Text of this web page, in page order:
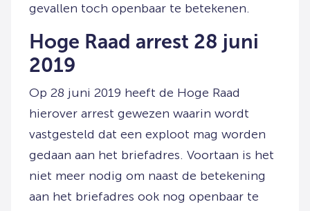
gevallen toch openbaar te betekenen.
Hoge Raad arrest 28 juni
2019
Op 28 juni 2019 heeft de Hoge Raad
hierover arrest gewezen waarin wordt
vastgesteld dat een exploot mag worden
gedaan aan het briefadres. Voortaan is het
niet meer nodig om naast de betekening
aan het briefadres ook nog openbaar te